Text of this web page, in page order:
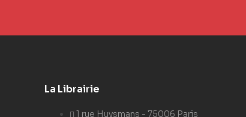
La Librairie
1 rue Huysmans - 75006 Paris